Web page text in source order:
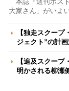
本誌『週刊ポス
大家さん」がいよ
【独走スクー
ジェクト”の計
【追及スクー
明かされる柳瀬